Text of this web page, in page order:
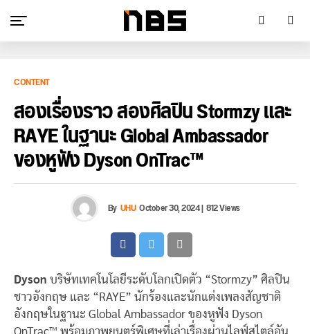
CONTENT
สองเรื่องราว สองศิลปิน Stormzy และ
RAYE ในฐานะ Global Ambassador
ของหูฟัง Dyson OnTrac™
By UHUOctober 30, 2024|812 Views
Dyson บริษัทเทคโนโลยีระดับโลกเปิดตัว “Stormzy” ศิลปิน
ชาวอังกฤษ และ “RAYE” นักร้องและนักแต่งเพลงสัญชาติ
อังกฤษในฐานะ Global Ambassador ของหูฟัง Dyson
OnTrac™ พร้อมภาพยนตร์พิเศษที่เล่าเรื่องผ่านไลฟ์สไตล์อัน